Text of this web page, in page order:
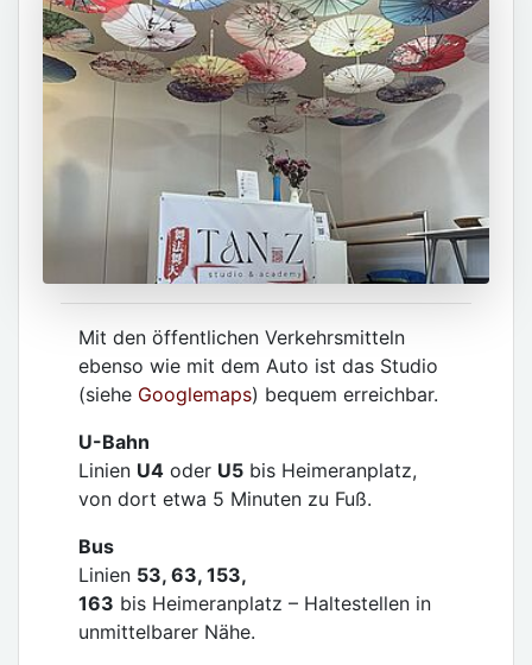
Mit den öffentlichen Verkehrsmitteln
ebenso wie mit dem Auto ist das Studio
(siehe Googlemaps) bequem erreichbar.
U-Bahn
Linien U4 oder U5 bis Heimeranplatz,
von dort etwa 5 Minuten zu Fuß.
Bus
Linien 53, 63, 153,
163 bis Heimeranplatz – Haltestellen in
unmittelbarer Nähe.